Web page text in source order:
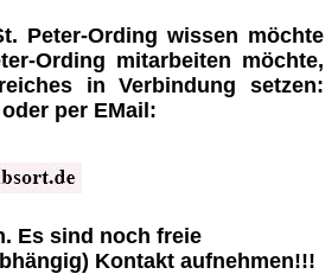
Peter-Ording wissen möchte
Ording mitarbeiten möchte,
in Verbindung setzen:
per EMail:
Es sind noch freie
Kontakt aufnehmen!!!